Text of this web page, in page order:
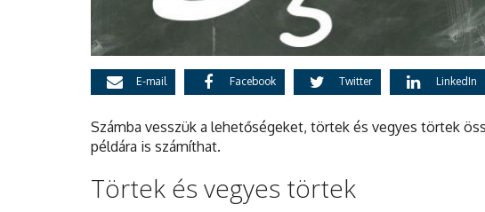
E-mail Facebook Twitter LinkedIn
Számba vesszük a lehetőségeket, törtek és vegyes törtek
példára is számíthat.
Törtek és vegyes törtek